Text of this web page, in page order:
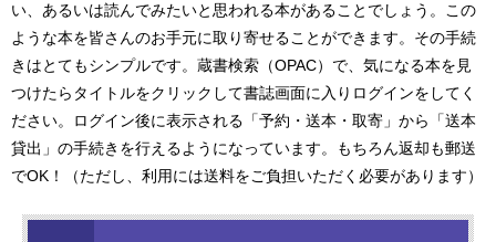
い、あるいは読んでみたいと思われる本があることでしょう。この
ような本を皆さんのお手元に取り寄せることができます。その手続
きはとてもシンプルです。蔵書検索（OPAC）で、気になる本を見
つけたらタイトルをクリックして書誌画面に入りログインをしてく
ださい。ログイン後に表示される「予約・送本・取寄」から「送本
貸出」の手続きを行えるようになっています。もちろん返却も郵送
でOK！（ただし、利用には送料をご負担いただく必要があります）